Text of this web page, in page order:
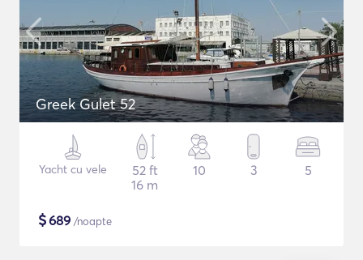
Greek Gulet 52
Yacht cu vele
52 ft
16 m
10 3 5
$689 /noapte